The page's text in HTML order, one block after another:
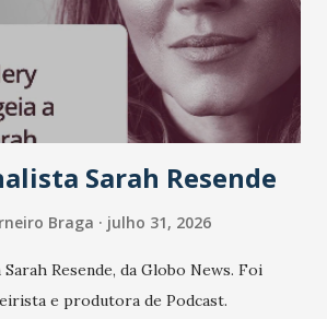
dar palco a quem constrói com
edição isso fica ainda mais claro.
ser genuíno sustenta a confiança entre
afirma Tamires So...
Sarah Resende
Braga julho 31, 2026
Resende, da Globo News. Foi
e produtora de Podcast.